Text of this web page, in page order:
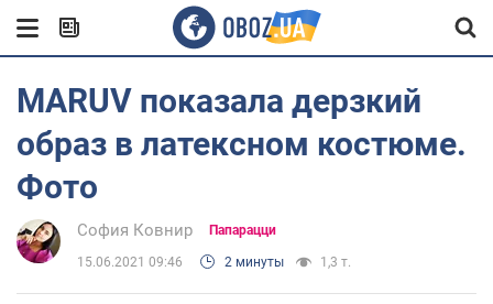
MARUV показала дерзкий
образ в латексном костюме.
Фото
София Ковнир Папарацци
15.06.2021 09:46 2 минуты 1,3 т.